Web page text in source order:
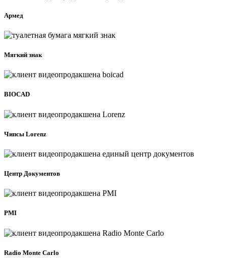
Армед
Мягкий знак
BIOCAD
Чипсы Lorenz
Центр Документов
PMI
Radio Monte Carlo